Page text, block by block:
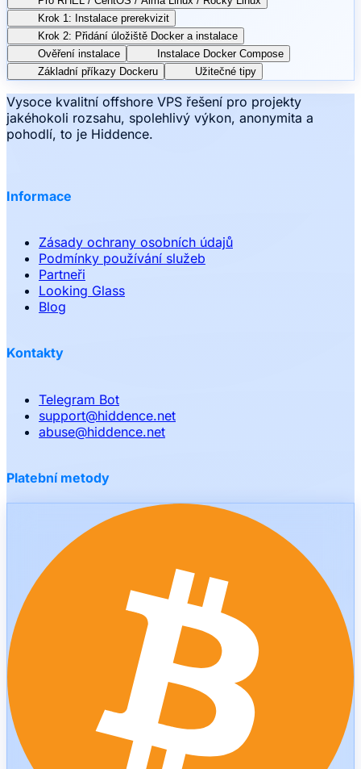
Krok 1: Instalace prerekvizit
Krok 2: Přidání úložiště Docker a instalace
Ověření instalace
Instalace Docker Compose
Základní příkazy Dockeru
Užitečné tipy
Vysoce kvalitní offshore VPS řešení pro projekty
jakéhokoli rozsahu, spolehlivý výkon, anonymita a
pohodlí, to je Hiddence.
Informace
Zásady ochrany osobních údajů
Podmínky používání služeb
Partneři
Looking Glass
Blog
Kontakty
Telegram Bot
support@hiddence.net
abuse@hiddence.net
Platební metody